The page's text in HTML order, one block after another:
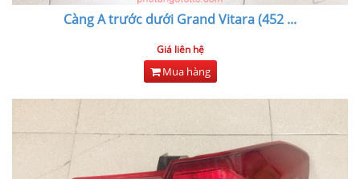
Càng A trước dưới Grand Vitara (452 ...
Giá liên hệ
Mua hàng